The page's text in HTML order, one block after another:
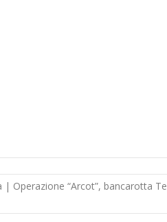
| Operazione “Arcot”, bancarotta